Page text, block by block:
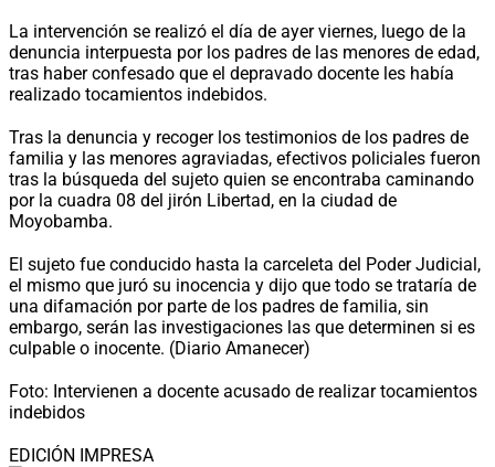
La intervención se realizó el día de ayer viernes, luego de la
denuncia interpuesta por los padres de las menores de edad,
tras haber confesado que el depravado docente les había
realizado tocamientos indebidos.
Tras la denuncia y recoger los testimonios de los padres de
familia y las menores agraviadas, efectivos policiales fueron
tras la búsqueda del sujeto quien se encontraba caminando
por la cuadra 08 del jirón Libertad, en la ciudad de
Moyobamba.
El sujeto fue conducido hasta la carceleta del Poder Judicial,
el mismo que juró su inocencia y dijo que todo se trataría de
una difamación por parte de los padres de familia, sin
embargo, serán las investigaciones las que determinen si es
culpable o inocente. (Diario Amanecer)
Foto: Intervienen a docente acusado de realizar tocamientos
indebidos
EDICIÓN IMPRESA